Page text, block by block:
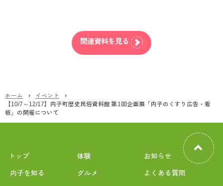
関連資料を見る
ホーム
イベント
【10/7～12/17】内子町歴史民俗資料館 第1回企画展「内子のくすり広告・看
板」の開催について
トップ
内子を知る
体験
グルメ
お知らせ
よくある質問